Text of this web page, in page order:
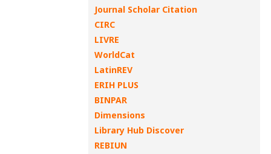
Journal Scholar Citation
CIRC
LIVRE
WorldCat
LatinREV
ERIH PLUS
BINPAR
Dimensions
Library Hub Discover
REBIUN